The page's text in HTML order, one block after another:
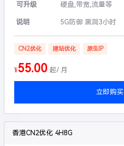
可升级 硬盘,带宽,流量等
说明 5G防御 黑洞3小时
CN2优化 建站优化 原生IP
¥55.00 起/ 月
立即购买
香港CN2优化 4H8G